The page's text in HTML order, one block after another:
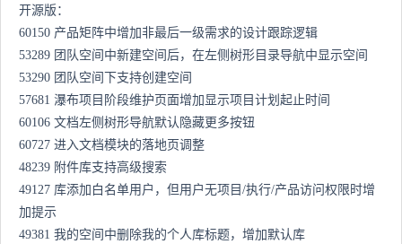
开源版：
60150 产品矩阵中增加非最后一级需求的设计跟踪逻辑
53289 团队空间中新建空间后，在左侧树形目录导航中显示空间
53290 团队空间下支持创建空间
57681 瀑布项目阶段维护页面增加显示项目计划起止时间
60106 文档左侧树形导航默认隐藏更多按钮
60727 进入文档模块的落地页调整
48239 附件库支持高级搜索
49127 库添加白名单用户，但用户无项目/执行/产品访问权限时增
加提示
49381 我的空间中删除我的个人库标题，增加默认库